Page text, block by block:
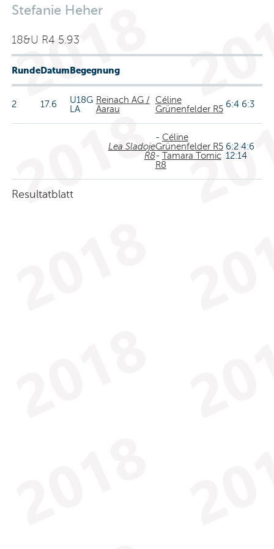
Stefanie Heher
18&U R4 5.93
RundeDatumBegegnung
2 17.6
U18G
LA
Reinach AG /
Aarau
Céline
Grünenfelder R5 6:4 6:3
Lea Sladoje
R8
- Céline
Grünenfelder R5
- Tamara Tomic
R8
6:2 4:6
12:14
Resultatblatt